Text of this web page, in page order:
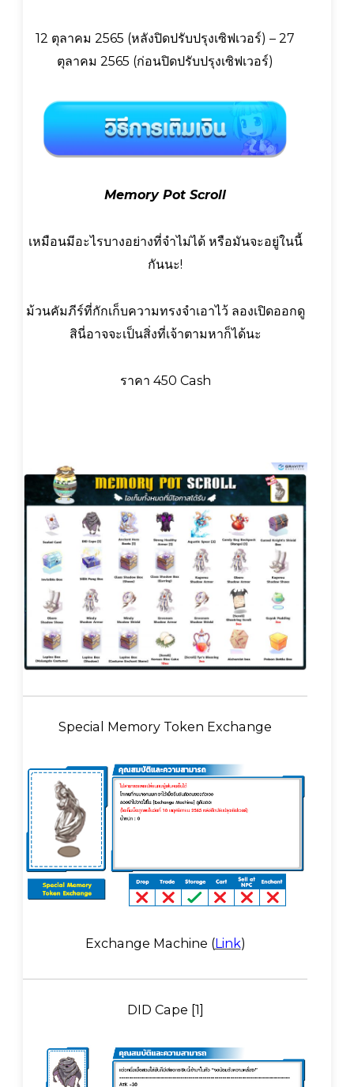
12 ตุลาคม 2565 (หลังปิดปรับปรุงเซิฟเวอร์) – 27
ตุลาคม 2565 (ก่อนปิดปรับปรุงเซิฟเวอร์)
Memory Pot Scroll
เหมือนมีอะไรบางอย่างที่จำไม่ได้ หรือมันจะอยู่ในนี้
กันนะ!
ม้วนคัมภีร์ที่กักเก็บความทรงจำเอาไว้ ลองเปิดออกดู
สินี่อาจจะเป็นสิ่งที่เจ้าตามหาก็ได้นะ
ราคา 450 Cash
Special Memory Token Exchange
Exchange Machine (Link)
DID Cape [1]